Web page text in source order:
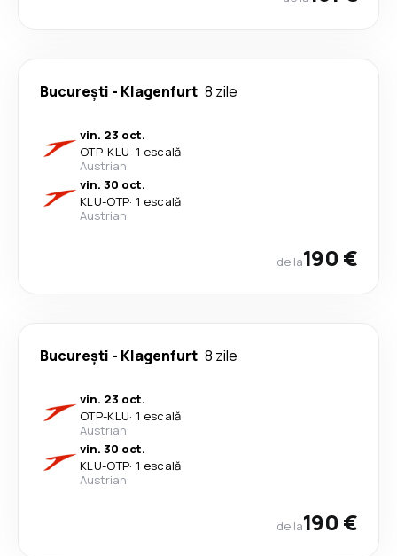
București - Klagenfurt 8 zile
vin. 23 oct.
OTP-KLU· 1 escală
Austrian
vin. 30 oct.
KLU-OTP· 1 escală
Austrian
de la190 €
București - Klagenfurt 8 zile
vin. 23 oct.
OTP-KLU· 1 escală
Austrian
vin. 30 oct.
KLU-OTP· 1 escală
Austrian
de la190 €